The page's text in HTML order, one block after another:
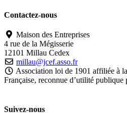
Contactez-nous
Maison des Entreprises
4 rue de la Mégisserie
12101 Millau Cedex
millau@jcef.asso.fr
Association loi de 1901 affiliée à
Française, reconnue d’utilité
Suivez-nous